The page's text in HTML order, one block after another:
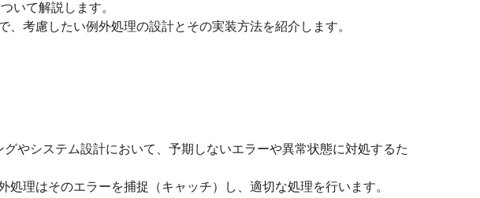
いて解説します。
考慮したい例外処理の設計とその実装方法を紹介します。
やシステム設計において、予期しないエラーや異常状態に対処するた
理はそのエラーを捕捉（キャッチ）し、適切な処理を行います。